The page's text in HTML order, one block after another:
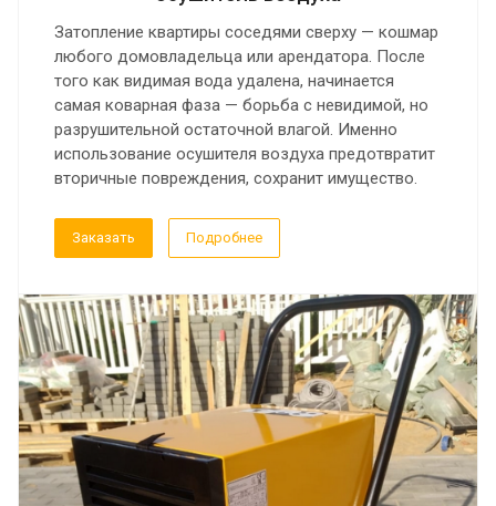
Затопление квартиры соседями сверху — кошмар
любого домовладельца или арендатора. После
того как видимая вода удалена, начинается
самая коварная фаза — борьба с невидимой, но
разрушительной остаточной влагой. Именно
использование осушителя воздуха предотвратит
вторичные повреждения, сохранит имущество.
Заказать Подробнее